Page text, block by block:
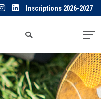
Inscriptions 2026-2027